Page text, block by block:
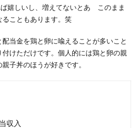
嬉しいし、増えてないとあゝこのまま
こともあります。笑
当金を鶏と卵に喩えることが多いこと
けただけです。個人的には鶏と卵の親
子丼のほうが好きです。
収入